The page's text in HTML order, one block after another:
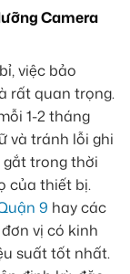
Camera
việc bảo
rất quan trọng.
1-2 tháng
và tránh lỗi ghi
gắt trong thời
của thiết bị.
9 hay các
vị có kinh
suất tốt nhất.